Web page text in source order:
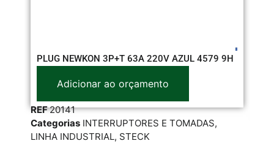
PLUG NEWKON 3P+T 63A 220V AZUL 4579 9H
Adicionar ao orçamento
REF20141
Categorias INTERRUPTORES E TOMADAS,
LINHA INDUSTRIAL, STECK